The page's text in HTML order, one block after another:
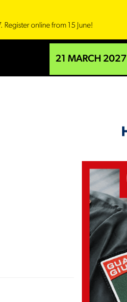
online from 15 June!
21 MARCH 2027